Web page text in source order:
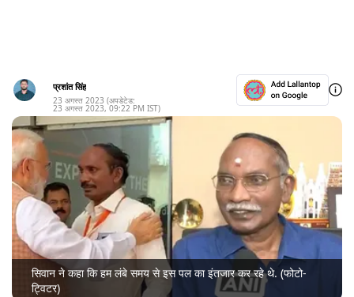
प्रशांत सिंह
23 अगस्त 2023 (अपडेटेड:
23 अगस्त 2023, 09:22 PM IST)
सिवान ने कहा कि हम लंबे समय से इस पल का इंतजार कर रहे थे. (फोटो-
ट्विटर)